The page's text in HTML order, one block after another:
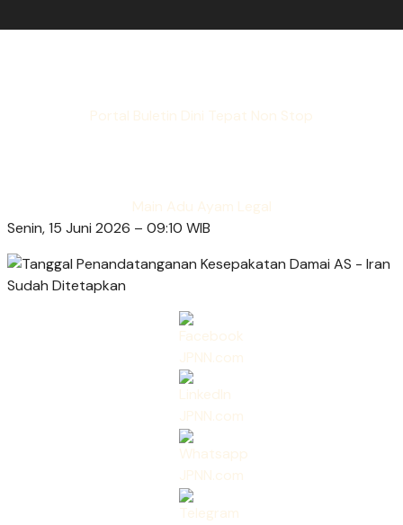
Portal Buletin Dini Tepat Non Stop
Main Adu Ayam Legal
Senin, 15 Juni 2026 – 09:10 WIB